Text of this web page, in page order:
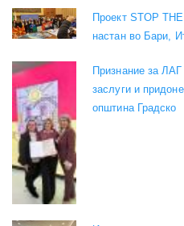
Проект STOP
настан во Бари,
Признание за
заслуги и
општина Градско